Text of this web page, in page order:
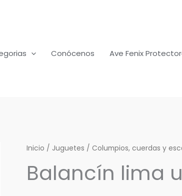
Conócenos Ave Fenix
Inicio / Juguetes /Columpios, cuerdas y
Balancín lima
Balancín
uñas